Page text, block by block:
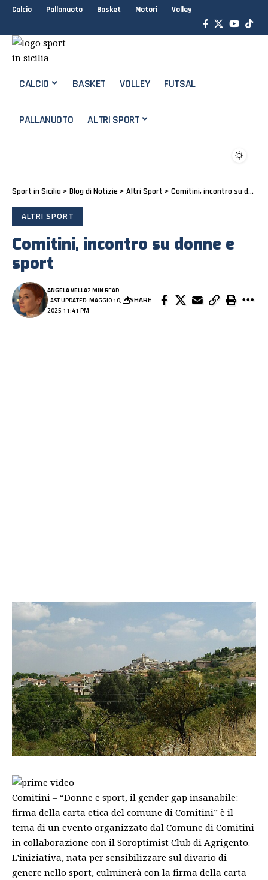
Calcio Pallanuoto Basket Motori Volley
CALCIO BASKET VOLLEY FUTSAL
PALLANUOTO ALTRI SPORT
Sport in Sicilia > Blog di Notizie > Altri Sport > Comitini, incontro su donne e sport
ALTRI SPORT
Comitini, incontro su donne e
sport
LAST UPDATED: MAGGIO 10,
2025 11:41 PM
ANGELA VELLA2 MIN READ
SHARE
Comitini – “Donne e sport, il gender gap insanabile:
firma della carta etica del comune di Comitini” è il
tema di un evento organizzato dal Comune di Comitini
in collaborazione con il Soroptimist Club di Agrigento.
L’iniziativa, nata per sensibilizzare sul divario di
genere nello sport, culminerà con la firma della carta